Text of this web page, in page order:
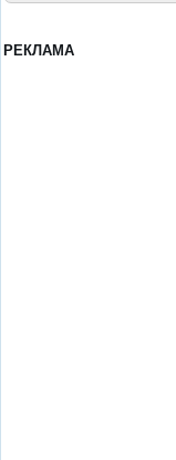
РЕКЛАМА